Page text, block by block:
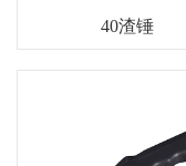
40渣锤